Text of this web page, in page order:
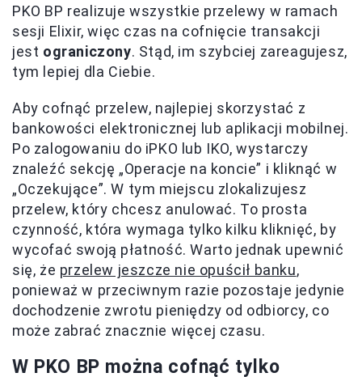
PKO BP realizuje wszystkie przelewy w ramach
sesji Elixir, więc czas na cofnięcie transakcji
jest ograniczony. Stąd, im szybciej zareagujesz,
tym lepiej dla Ciebie.
Aby cofnąć przelew, najlepiej skorzystać z
bankowości elektronicznej lub aplikacji mobilnej.
Po zalogowaniu do iPKO lub IKO, wystarczy
znaleźć sekcję „Operacje na koncie” i kliknąć w
„Oczekujące”. W tym miejscu zlokalizujesz
przelew, który chcesz anulować. To prosta
czynność, która wymaga tylko kilku kliknięć, by
wycofać swoją płatność. Warto jednak upewnić
się, że przelew jeszcze nie opuścił banku,
ponieważ w przeciwnym razie pozostaje jedynie
dochodzenie zwrotu pieniędzy od odbiorcy, co
może zabrać znacznie więcej czasu.
W PKO BP można cofnąć tylko